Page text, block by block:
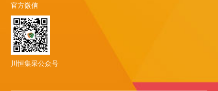
官方微信
川恒集采公众号